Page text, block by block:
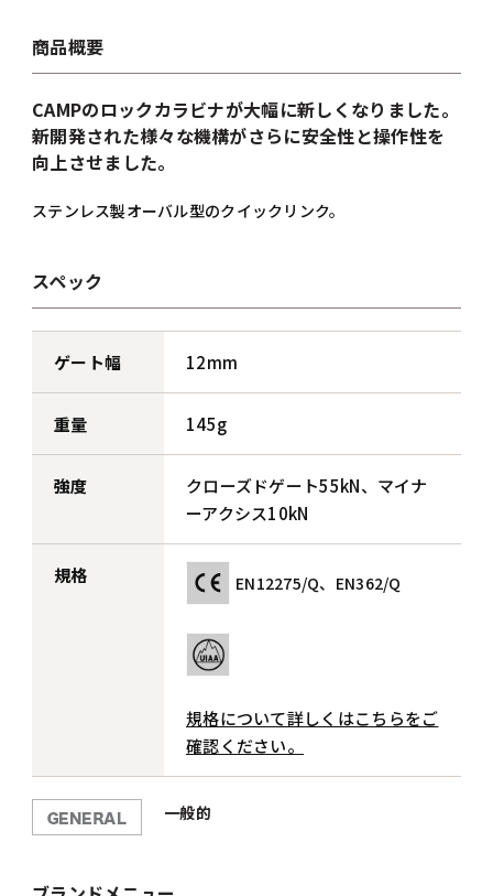
商品概要
CAMPのロックカラビナが大幅に新しくなりました。
新開発された様々な機構がさらに安全性と操作性を
向上させました。
ステンレス製オーバル型のクイックリンク。
スペック
ゲート幅 12mm
重量 145g
強度
クローズドゲート55kN、マイナ
ーアクシス10kN
規格 EN12275/Q、EN362/Q
規格について詳しくはこちらをご
確認ください。
一般的